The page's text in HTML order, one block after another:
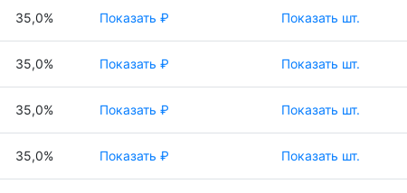
35,0% Показать ₽ Показать шт.
35,0% Показать ₽ Показать шт.
35,0% Показать ₽ Показать шт.
35,0% Показать ₽ Показать шт.